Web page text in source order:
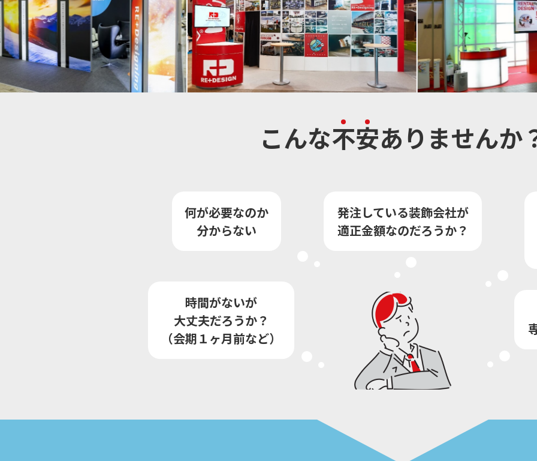
こんな不安ありませんか
何が必要なのか
分からない
発注している装飾会社が
適正金額なのだろうか？
時間がないが
大丈夫だろうか？
（会期１ヶ月前など）